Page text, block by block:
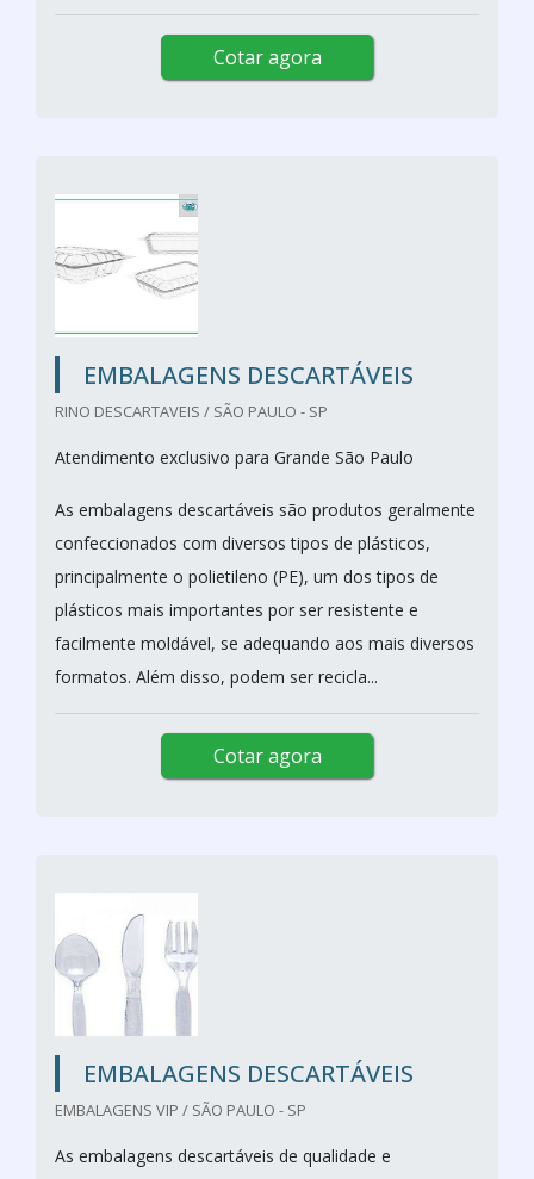
Cotar agora
EMBALAGENS DESCARTÁVEIS
RINO DESCARTAVEIS / SÃO PAULO - SP
Atendimento exclusivo para Grande São Paulo
As embalagens descartáveis são produtos geralmente
confeccionados com diversos tipos de plásticos,
principalmente o polietileno (PE), um dos tipos de
plásticos mais importantes por ser resistente e
facilmente moldável, se adequando aos mais diversos
formatos. Além disso, podem ser recicla...
Cotar agora
EMBALAGENS DESCARTÁVEIS
EMBALAGENS VIP / SÃO PAULO - SP
As embalagens descartáveis de qualidade e